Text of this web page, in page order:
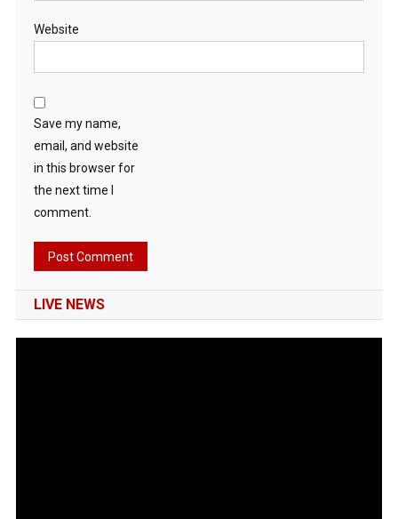
Website
Save my name,
email, and website
in this browser for
the next time I
comment.
LIVE NEWS